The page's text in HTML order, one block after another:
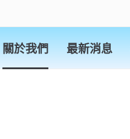
關於我們 最新消息